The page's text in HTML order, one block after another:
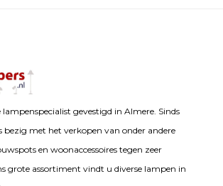
gevestigd in Almere. Sinds
bezig met het verkopen van onder andere
en woonaccessoires tegen zeer
grote assortiment vindt u diverse lampen in